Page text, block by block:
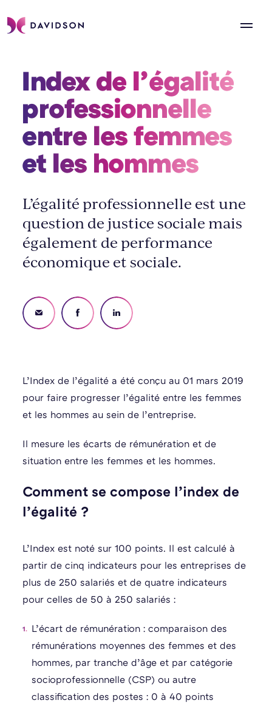
Index de l’égalité
professionnelle
entre les femmes
et les hommes
L’égalité professionnelle est une
question de justice sociale mais
également de performance
économique et sociale.
L’Index de l’égalité a été conçu au 01 mars 2019
pour faire progresser l’égalité entre les femmes
et les hommes au sein de l’entreprise.
Il mesure les écarts de rémunération et de
situation entre les femmes et les hommes.
Comment se compose l’index de
l’égalité ?
L’Index est noté sur 100 points. Il est calculé à
partir de cinq indicateurs pour les entreprises de
plus de 250 salariés et de quatre indicateurs
pour celles de 50 à 250 salariés :
L’écart de rémunération : comparaison des
rémunérations moyennes des femmes et des
hommes, par tranche d’âge et par catégorie
socioprofessionnelle (CSP) ou autre
classification des postes : 0 à 40 points